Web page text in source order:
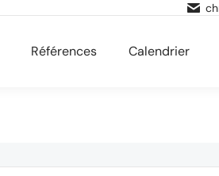
Références Calendrier